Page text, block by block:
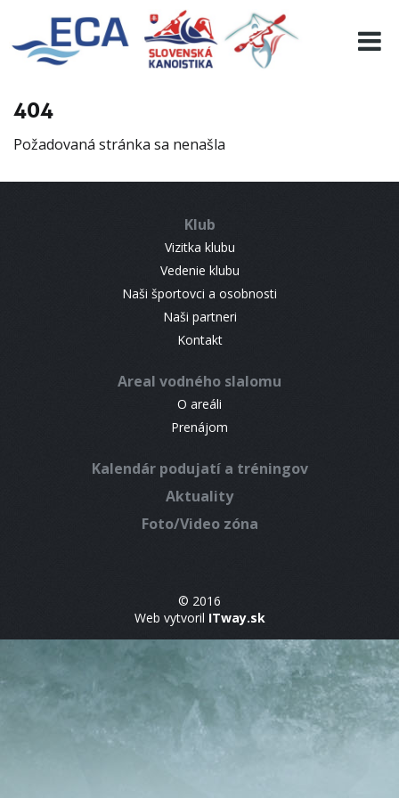
404
Požadovaná stránka sa nenašla
Klub
Vizitka klubu
Vedenie klubu
Naši športovci a osobnosti
Naši partneri
Kontakt
Areal vodného slalomu
O areáli
Prenájom
Kalendár podujatí a tréningov
Aktuality
Foto/Video zóna
© 2016
Web vytvoril ITway.sk
EURO 19
INFO
RESULTS
CONTACT